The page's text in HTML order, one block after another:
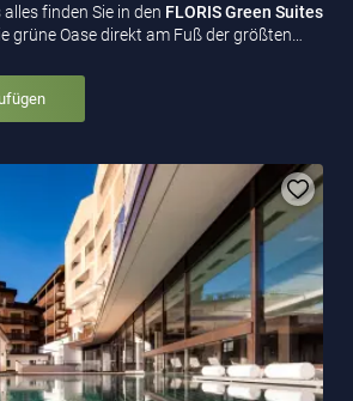
finden Sie in den FLORIS Green Suites
grüne Oase direkt am Fuß der größten…